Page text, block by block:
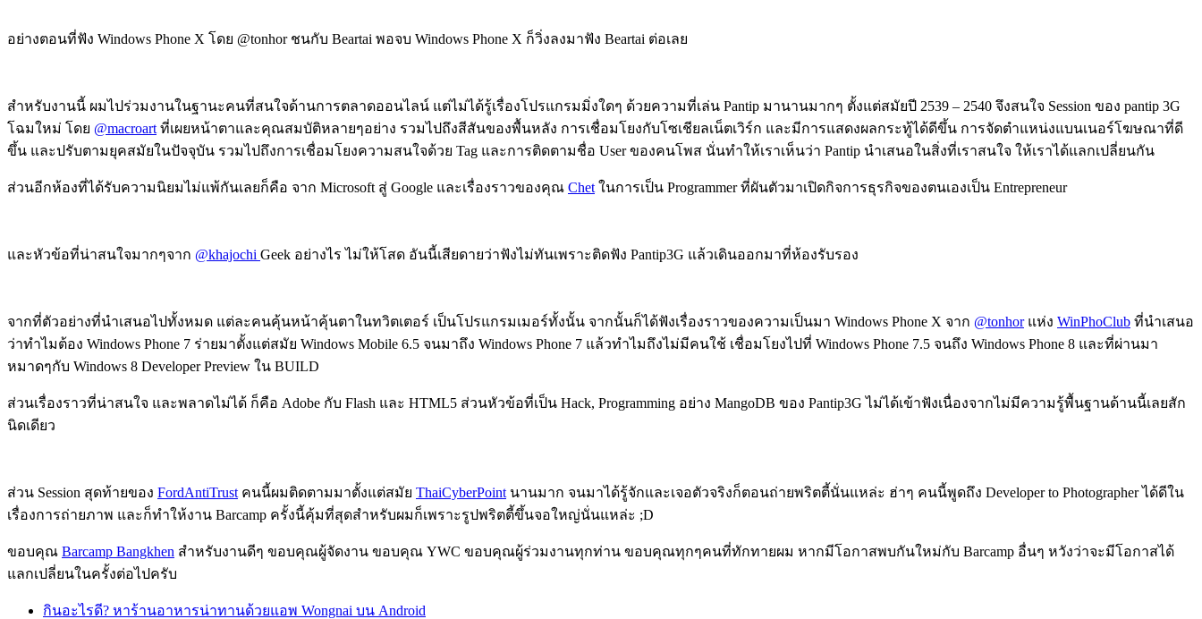
อย่างตอนที่ฟัง Windows Phone X โดย @tonhor ชนกับ Beartai พอจบ Windows Phone X ก็วิ่งลงมาฟัง Beartai ต่อเลย
สำหรับงานนี้ ผมไปร่วมงานในฐานะคนที่สนใจด้านการตลาดออนไลน์ แต่ไม่ได้รู้เรื่องโปรแกรมมิ่งใดๆ ด้วยความที่เล่น Pantip มานานมากๆ ตั้งแต่สมัยปี 2539 – 2540 จึงสนใจ Session ของ pantip 3G
โฉมใหม่ โดย @macroart ที่เผยหน้าตาและคุณสมบัติหลายๆอย่าง รวมไปถึงสีสันของพื้นหลัง การเชื่อมโยงกับโซเชียลเน็ตเวิร์ก และมีการแสดงผลกระทู้ได้ดีขึ้น การจัดตำแหน่งแบนเนอร์โฆษณาที่ดี
ขึ้น และปรับตามยุคสมัยในปัจจุบัน รวมไปถึงการเชื่อมโยงความสนใจด้วย Tag และการติดตามชื่อ User ของคนโพส นั่นทำให้เราเห็นว่า Pantip นำเสนอในสิ่งที่เราสนใจ ให้เราได้แลกเปลี่ยนกัน
ส่วนอีกห้องที่ได้รับความนิยมไม่แพ้กันเลยก็คือ จาก Microsoft สู่ Google และเรื่องราวของคุณ Chet ในการเป็น Programmer ที่ผันตัวมาเปิดกิจการธุรกิจของตนเองเป็น Entrepreneur
และหัวข้อที่น่าสนใจมากๆจาก @khajochi Geek อย่างไร ไม่ให้โสด อันนี้เสียดายว่าฟังไม่ทันเพราะติดฟัง Pantip3G แล้วเดินออกมาที่ห้องรับรอง
จากที่ตัวอย่างที่นำเสนอไปทั้งหมด แต่ละคนคุ้นหน้าคุ้นตาในทวิตเตอร์ เป็นโปรแกรมเมอร์ทั้งนั้น จากนั้นก็ได้ฟังเรื่องราวของความเป็นมา Windows Phone X จาก @tonhorแห่ง WinPhoClub ที่นำเสนอ
ว่าทำไมต้อง Windows Phone 7 ร่ายมาตั้งแต่สมัย Windows Mobile 6.5 จนมาถึง Windows Phone 7 แล้วทำไมถึงไม่มีคนใช้ เชื่อมโยงไปที่ Windows Phone 7.5 จนถึง Windows Phone 8 และที่ผ่านมา
หมาดๆกับ Windows 8 Developer Preview ใน BUILD
ส่วนเรื่องราวที่น่าสนใจ และพลาดไม่ได้ ก็คือ Adobe กับ Flash และ HTML5 ส่วนหัวข้อที่เป็น Hack, Programming อย่าง MangoDB ของ Pantip3G ไม่ได้เข้าฟังเนื่องจากไม่มีความรู้พื้นฐานด้านนี้เลยสัก
นิดเดียว
ส่วน Session สุดท้ายของ FordAntiTrust คนนี้ผมติดตามมาตั้งแต่สมัย ThaiCyberPoint นานมาก จนมาได้รู้จักและเจอตัวจริงก็ตอนถ่ายพริตตี้นั่นแหล่ะ ฮ่าๆ คนนี้พูดถึง Developer to Photographer ได้ดีใน
เรื่องการถ่ายภาพ และก็ทำให้งาน Barcamp ครั้งนี้คุ้มที่สุดสำหรับผมก็เพราะรูปพริตตี้ขึ้นจอใหญ่นั่นแหล่ะ ;D
ขอบคุณ Barcamp Bangkhen สำหรับงานดีๆ ขอบคุณผู้จัดงาน ขอบคุณ YWC ขอบคุณผู้ร่วมงานทุกท่าน ขอบคุณทุกๆคนที่ทักทายผม หากมีโอกาสพบกันใหม่กับ Barcamp อื่นๆ หวังว่าจะมีโอกาสได้
แลกเปลี่ยนในครั้งต่อไปครับ
กินอะไรดี? หาร้านอาหารน่าทานด้วยแอพ Wongnai บน Android